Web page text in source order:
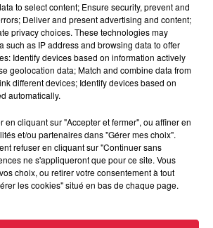
to select content; Ensure security, prevent and
Deliver and present advertising and content;
privacy choices. These technologies may
such as IP address and browsing data to offer
Identify devices based on information actively
geolocation data; Match and combine data from
different devices; Identify devices based on
automatically.
en cliquant sur "Accepter et fermer", ou affiner en
et/ou partenaires dans "Gérer mes choix".
refuser en cliquant sur "Continuer sans
ne s'appliqueront que pour ce site. Vous
choix, ou retirer votre consentement à tout
les cookies" situé en bas de chaque page.